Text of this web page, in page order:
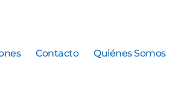
Contacto Quiénes Somos